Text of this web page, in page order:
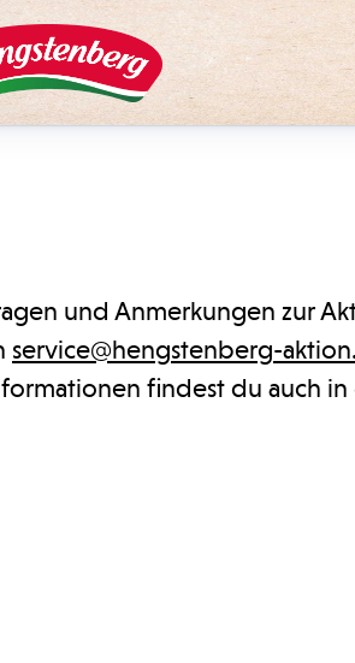
und Anmerkungen zur
service@hengstenberg-
findest du auch in